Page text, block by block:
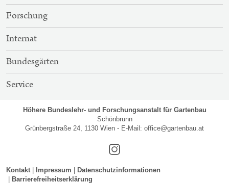
Forschung
Internat
Bundesgärten
Service
Höhere Bundeslehr- und Forschungsanstalt für Gartenbau
Schönbrunn
Grünbergstraße 24, 1130 Wien - E-Mail: office@gartenbau.at
Instagram
Kontakt Impressum
Datenschutzinformationen
Barrierefreiheitserklärung